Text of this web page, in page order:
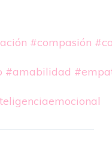
#compasión
#amabilidad